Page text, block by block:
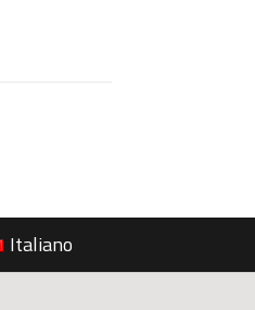
Italiano